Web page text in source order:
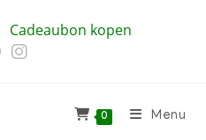
Cadeaubon kopen
0 Menu